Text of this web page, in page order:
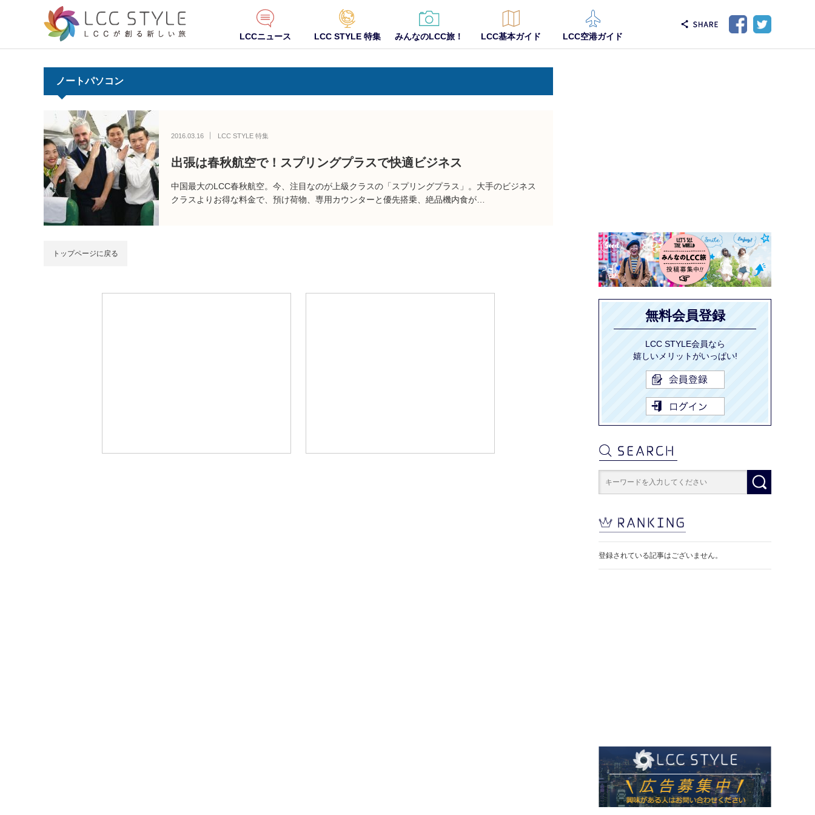
LCCニュース LCC STYLE 特集 みんなのLCC旅！ LCC基本ガイド LCC空港ガイド
ノートパソコン
2016.03.16 LCC STYLE 特集
出張は春秋航空で！スプリングプラスで快適ビジネス
中国最大のLCC春秋航空。今、注目なのが上級クラスの「スプリングプラス」。大手のビジネス
クラスよりお得な料金で、預け荷物、専用カウンターと優先搭乗、絶品機内食が…
トップページに戻る
無料会員登録
LCC STYLE会員なら
嬉しいメリットがいっぱい!
登録されている記事はございません。